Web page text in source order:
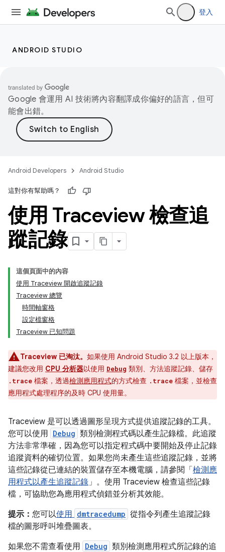
登入
ANDROID STUDIO
Google 會運用 AI 技術將內容翻譯成你偏好的語言，但可
能會出錯。
Android Developers Android Studio
這對你有幫助嗎？
使用 Traceview 檢查追
蹤記錄
這個頁面中的內容
使用 Traceview 開啟追蹤記錄
Traceview 總覽
時間軸窗格
設定檔窗格
Traceview 已知問題
Traceview 已淘汰。 如果使用 Android Studio 3.2 以上版本，
建議您改用 CPU 分析器以使用 Debug 類別、方法追蹤記錄、儲存
.trace 檔案，透過檢測應用程式的方式檢查 .trace 檔案，並檢查
應用程式處理程序的及時 CPU 使用量。
Traceview 是可以透過圖形呈現方式提供追蹤記錄的工具。
您可以使用 Debug 類別檢測程式碼以產生記錄檔。此追蹤
方法非常準確，因為您可以指定程式碼中要開始及停止記錄
追蹤資料的確切位置。如果您尚未產生這些追蹤記錄，並將
這些記錄從已連結的裝置儲存至本機電腦，請參閱「 檢測應
用程式以產生追蹤記錄」。使用 Traceview 檢查這些記錄
檔，可協助您為應用程式偵錯並分析其效能。
提示： 您可以使用 dmtracedump 從指令列產生追蹤記錄
檔的圖形呼叫堆疊圖表。
如果您不需查看使用 Debug 類別檢測應用程式所記錄的追